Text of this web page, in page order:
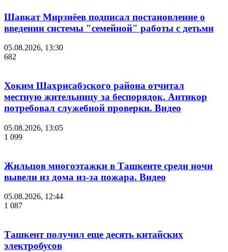
Шавкат Мирзиёев подписал постановление о
введении системы "семейной" работы с детьми
05.08.2026, 13:30
682
Хоким Шахрисабзского района отчитал
местную жительницу за беспорядок. Антикор
потребовал служебной проверки. Видео
05.08.2026, 13:05
1 099
Жильцов многоэтажки в Ташкенте среди ночи
вывели из дома из-за пожара. Видео
05.08.2026, 12:44
1 087
Ташкент получил еще десять китайских
электробусов